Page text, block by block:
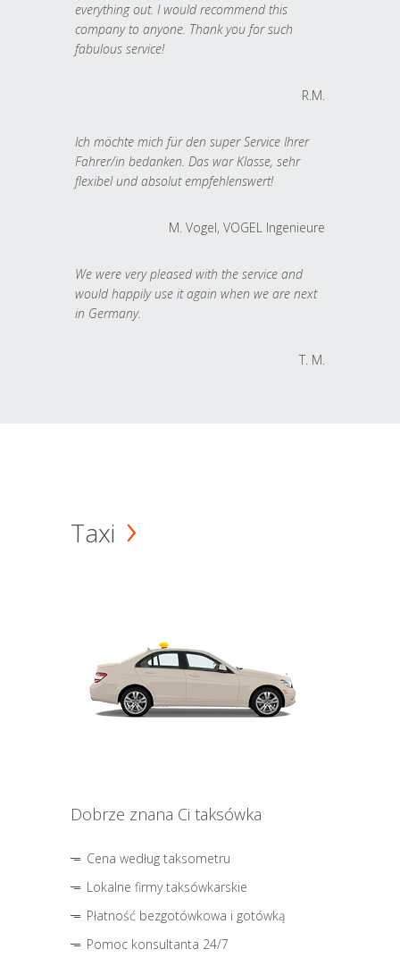
everything out. I would recommend this
company to anyone. Thank you for such
fabulous service!
R.M.
Ich möchte mich für den super Service Ihrer
Fahrer/in bedanken. Das war Klasse, sehr
flexibel und absolut empfehlenswert!
M. Vogel, VOGEL Ingenieure
We were very pleased with the service and
would happily use it again when we are next
in Germany.
T. M.
Taxi
Dobrze znana Ci taksówka
Cena według taksometru
Lokalne firmy taksówkarskie
Płatność bezgotówkowa i gotówką
Pomoc konsultanta 24/7